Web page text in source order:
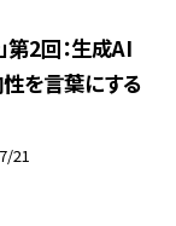
2回：生成AI
を言葉にする
21